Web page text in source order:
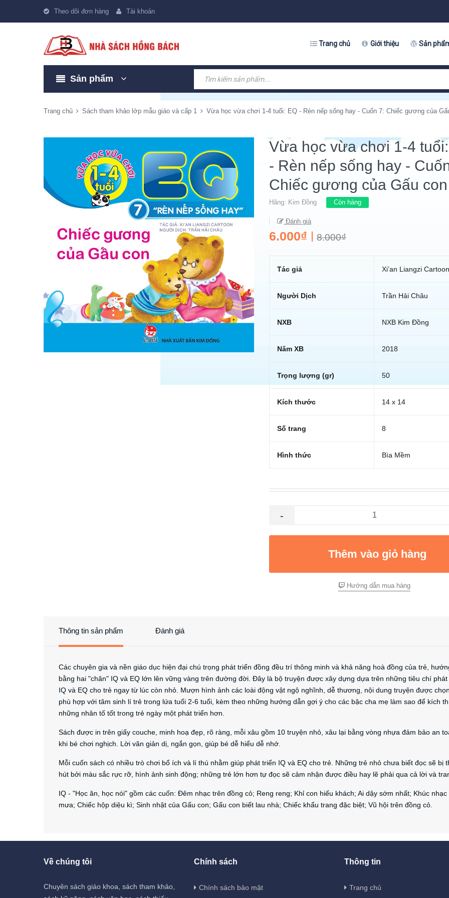
Theo dõi đơn hàng Tài khoản
Trang chủ Giới thiệu Sản
Sản phẩm
Trang chủ Sách tham khảo lớp mẫu giáo và cấp 1 Vừa học vừa chơi 1-4 tuổi: EQ - Rèn nếp sống hay - Cuốn 7: Chiếc gương của
Vừa học vừa chơi 1-4
- Rèn nếp sống hay -
Chiếc gương của Gấu con
Hãng: Kim Đồng Còn hàng
Đánh giá
6.000₫ 8.000₫
Tác giả Xi’an Liangzi Cartoon
Người Dịch Trần Hải Châu
NXB NXB Kim Đồng
Năm XB 2018
Trọng lượng (gr) 50
Kích thước 14 x 14
Số trang 8
Hình thức Bìa Mềm
-
Thêm vào giỏ hàng
Hướng dẫn mua hàng
Thông tin sản phẩm Đánh giá
Các chuyên gia và nền giáo dục hiện đại chú trọng phát triển đồng đều trí thông minh và khả năng hoà đồng của trẻ,
bằng hai "chân" IQ và EQ lớn lên vững vàng trên đường đời. Đây là bộ truyện được xây dựng dựa trên những tiêu chí phát
IQ và EQ cho trẻ ngay từ lúc còn nhỏ. Mượn hình ảnh các loài động vật ngộ nghĩnh, dễ thương, nội dung truyện được
phù hợp với tâm sinh lí trẻ trong lứa tuổi 2-6 tuổi, kèm theo những hướng dẫn gợi ý cho các bậc cha mẹ làm sao để kích
những nhân tố tốt trong trẻ ngày một phát triển hơn.
Sách được in trên giấy couche, minh hoạ đẹp, rõ ràng, mỗi xâu gồm 10 truyện nhỏ, xâu lại bằng vòng nhựa đảm bảo an
khi bé chơi nghịch. Lời văn giản dị, ngắn gọn, giúp bé dễ hiểu dễ nhớ.
Mỗi cuốn sách có nhiều trò chơi bổ ích và lí thú nhằm giúp phát triển IQ và EQ cho trẻ. Những trẻ nhỏ chưa biết đọc sẽ bị
hút bởi màu sắc rực rỡ, hình ảnh sinh động; những trẻ lớn hơn tự đọc sẽ cảm nhận được điều hay lẽ phải qua cả lời và
IQ - "Học ăn, học nói" gồm các cuốn: Đêm nhạc trên đồng cỏ; Reng reng; Khỉ con hiếu khách; Ai dậy sớm nhất; Khúc nhạc
mưa; Chiếc hộp diệu kì; Sinh nhật của Gấu con; Gấu con biết lau nhà; Chiếc khẩu trang đặc biệt; Vũ hội trên đồng cỏ.
Về chúng tôi
Chuyên sách giáo khoa, sách tham khảo,
Chính sách
Chính sách bảo mật
Thông tin
Trang chủ